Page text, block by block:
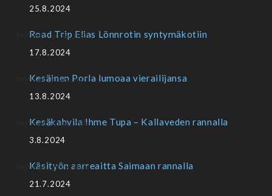
25.8.2024
Road Trip Elias Lönnrotin syntymäkotiin
17.8.2024
Kesäinen Porla lumoaa vierailijansa
13.8.2024
Kesäkahvila Ihme Tupa – Kallaveden rannalla
3.8.2024
Käsityön aarreaitta Saimaan rannalla
21.7.2024